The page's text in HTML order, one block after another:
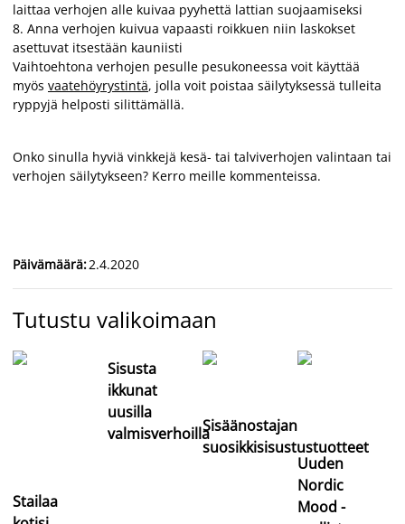
laittaa verhojen alle kuivaa pyyhettä lattian suojaamiseksi
8. Anna verhojen kuivua vapaasti roikkuen niin laskokset
asettuvat itsestään kauniisti
Vaihtoehtona verhojen pesulle pesukoneessa voit käyttää
myös vaatehöyrystintä, jolla voit poistaa säilytyksessä tulleita
ryppyjä helposti silittämällä.
Onko sinulla hyviä vinkkejä kesä- tai talviverhojen valintaan tai
verhojen säilytykseen? Kerro meille kommenteissa.
Päivämäärä:2.4.2020
Tutustu valikoimaan
Stailaa
Sisusta
ikkunat
uusilla
valmisverhoillaSisäänostajan
suosikkisisustustuotteet
Uuden
Nordic
Mood -